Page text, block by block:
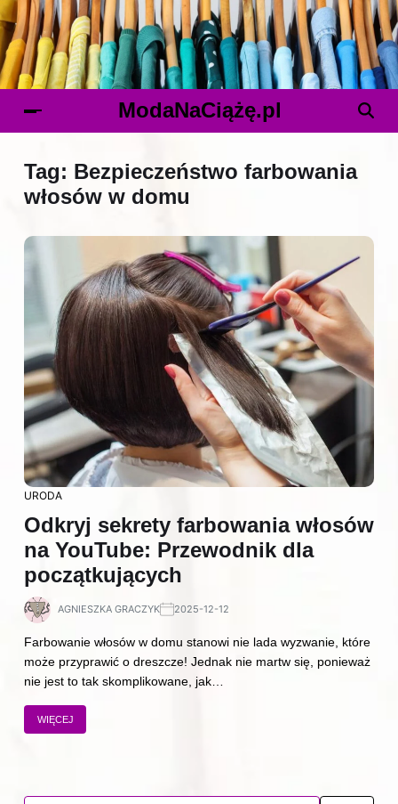
ModaNaCiążę.pl
Tag: Bezpieczeństwo farbowania
włosów w domu
URODA
Odkryj sekrety farbowania włosów
na YouTube: Przewodnik dla
początkujących
AGNIESZKA GRACZYK 2025-12-12
Farbowanie włosów w domu stanowi nie lada wyzwanie, które
może przyprawić o dreszcze! Jednak nie martw się, ponieważ
nie jest to tak skomplikowane, jak…
WIĘCEJ